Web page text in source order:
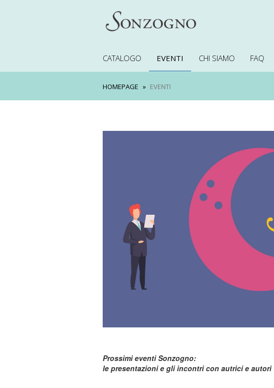
CATALOGO EVENTI CHI SIAMO FAQ
HOMEPAGE EVENTI
Prossimi eventi Sonzogno:
le presentazioni e gli incontri con autrici e autori